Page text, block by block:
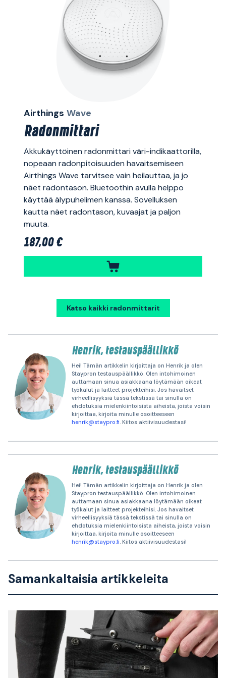
Airthings Wave
Radonmittari
Akkukäyttöinen radonmittari väri-indikaattorilla,
nopeaan radonpitoisuuden havaitsemiseen
Airthings Wave tarvitsee vain heilauttaa, ja jo
näet radontason. Bluetoothin avulla helppo
käyttää älypuhelimen kanssa. Sovelluksen
kautta näet radontason, kuvaajat ja paljon
muuta.
187,00 €
Katso kaikki radonmittarit
Henrik, testauspäällikkö
Hei! Tämän artikkelin kirjoittaja on Henrik ja olen
Staypron testauspäällikkö. Olen intohimoinen
auttamaan sinua asiakkaana löytämään oikeat
työkalut ja laitteet projekteihisi. Jos havaitset
virheellisyyksiä tässä tekstissä tai sinulla on
ehdotuksia mielenkiintoisista aiheista, joista voisin
kirjoittaa, kirjoita minulle osoitteeseen
henrik@staypro.fi. Kiitos aktiivisuudestasi!
Henrik, testauspäällikkö
Hei! Tämän artikkelin kirjoittaja on Henrik ja olen
Staypron testauspäällikkö. Olen intohimoinen
auttamaan sinua asiakkaana löytämään oikeat
työkalut ja laitteet projekteihisi. Jos havaitset
virheellisyyksiä tässä tekstissä tai sinulla on
ehdotuksia mielenkiintoisista aiheista, joista voisin
kirjoittaa, kirjoita minulle osoitteeseen
henrik@staypro.fi . Kiitos aktiivisuudestasi!
Samankaltaisia artikkeleita